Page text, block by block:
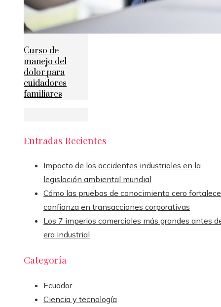
Curso de
manejo del
dolor para
cuidadores
familiares
Entradas Recientes
Impacto de los accidentes industriales en la
legislación ambiental mundial
Cómo las pruebas de conocimiento cero
confianza en transacciones corporativas
Los 7 imperios comerciales más grandes antes
era industrial
Categoría
Ecuador
Ciencia y tecnología